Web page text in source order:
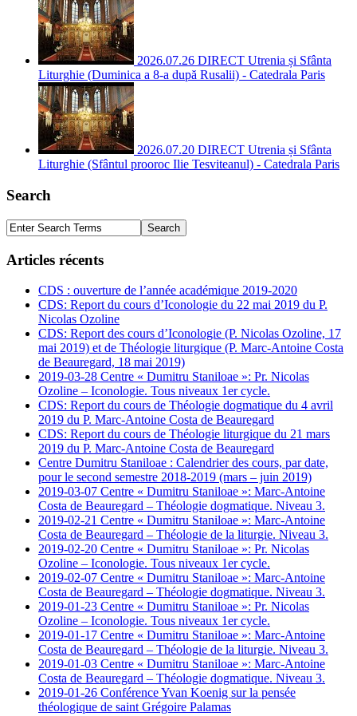
2026.07.26 DIRECT Utrenia și Sfânta
Liturghie (Duminica a 8-a după Rusalii) - Catedrala Paris
2026.07.20 DIRECT Utrenia și Sfânta
Liturghie (Sfântul prooroc Ilie Tesviteanul) - Catedrala Paris
Search
Articles récents
CDS : ouverture de l’année académique 2019-2020
CDS: Report du cours d’Iconologie du 22 mai 2019 du P.
Nicolas Ozoline
CDS: Report des cours d’Iconologie (P. Nicolas Ozoline, 17
mai 2019) et de Théologie liturgique (P. Marc-Antoine Costa
de Beauregard, 18 mai 2019)
2019-03-28 Centre « Dumitru Staniloae »: Pr. Nicolas
Ozoline – Iconologie. Tous niveaux 1er cycle.
CDS: Report du cours de Théologie dogmatique du 4 avril
2019 du P. Marc-Antoine Costa de Beauregard
CDS: Report du cours de Théologie liturgique du 21 mars
2019 du P. Marc-Antoine Costa de Beauregard
Centre Dumitru Staniloae : Calendrier des cours, par date,
pour le second semestre 2018-2019 (mars – juin 2019)
2019-03-07 Centre « Dumitru Staniloae »: Marc-Antoine
Costa de Beauregard – Théologie dogmatique. Niveau 3.
2019-02-21 Centre « Dumitru Staniloae »: Marc-Antoine
Costa de Beauregard – Théologie de la liturgie. Niveau 3.
2019-02-20 Centre « Dumitru Staniloae »: Pr. Nicolas
Ozoline – Iconologie. Tous niveaux 1er cycle.
2019-02-07 Centre « Dumitru Staniloae »: Marc-Antoine
Costa de Beauregard – Théologie dogmatique. Niveau 3.
2019-01-23 Centre « Dumitru Staniloae »: Pr. Nicolas
Ozoline – Iconologie. Tous niveaux 1er cycle.
2019-01-17 Centre « Dumitru Staniloae »: Marc-Antoine
Costa de Beauregard – Théologie de la liturgie. Niveau 3.
2019-01-03 Centre « Dumitru Staniloae »: Marc-Antoine
Costa de Beauregard – Théologie dogmatique. Niveau 3.
2019-01-26 Conférence Yvan Koenig sur la pensée
théologique de saint Grégoire Palamas